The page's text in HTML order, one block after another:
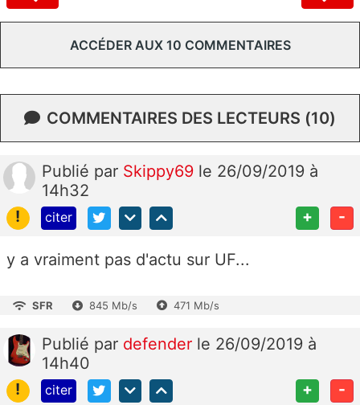
ACCÉDER AUX 10 COMMENTAIRES
COMMENTAIRES DES LECTEURS (10)
Publié par Skippy69 le 26/09/2019 à
14h32
!
citer + -
y a vraiment pas d'actu sur UF...
SFR 845 Mb/s 471 Mb/s
Publié par defender le 26/09/2019 à
14h40
!
citer + -